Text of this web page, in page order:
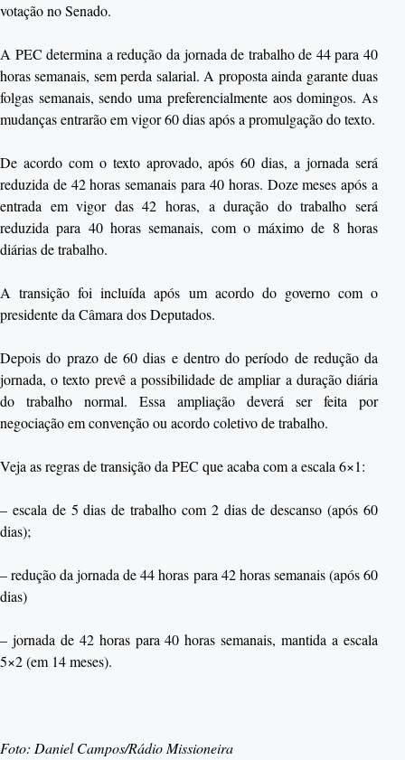
votação no Senado.
A PEC determina a redução da jornada de trabalho de 44 para 40
horas semanais, sem perda salarial. A proposta ainda garante duas
folgas semanais, sendo uma preferencialmente aos domingos. As
mudanças entrarão em vigor 60 dias após a promulgação do texto.
De acordo com o texto aprovado, após 60 dias, a jornada será
reduzida de 42 horas semanais para 40 horas. Doze meses após a
entrada em vigor das 42 horas, a duração do trabalho será
reduzida para 40 horas semanais, com o máximo de 8 horas
diárias de trabalho.
A transição foi incluída após um acordo do governo com o
presidente da Câmara dos Deputados.
Depois do prazo de 60 dias e dentro do período de redução da
jornada, o texto prevê a possibilidade de ampliar a duração diária
do trabalho normal. Essa ampliação deverá ser feita por
negociação em convenção ou acordo coletivo de trabalho.
Veja as regras de transição da PEC que acaba com a escala 6×1:
– escala de 5 dias de trabalho com 2 dias de descanso (após 60
dias);
– redução da jornada de 44 horas para 42 horas semanais (após 60
dias)
– jornada de 42 horas para 40 horas semanais, mantida a escala
5×2 (em 14 meses).
Foto: Daniel Campos/Rádio Missioneira